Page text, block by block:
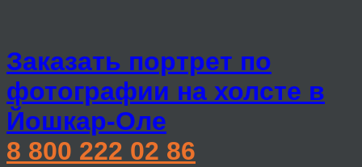
Заказать портрет по
фотографии на холсте в
Йошкар-Оле
8 800 222 02 86